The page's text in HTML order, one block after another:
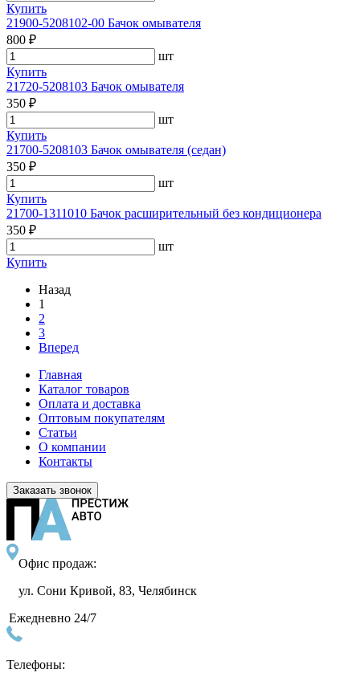
Купить
21900-5208102-00 Бачок омывателя
800 ₽
шт
Купить
21720-5208103 Бачок омывателя
350 ₽
шт
Купить
21700-5208103 Бачок омывателя (седан)
350 ₽
шт
Купить
21700-1311010 Бачок расширительный без кондиционера
350 ₽
шт
Купить
Назад
1
2
3
Вперед
Главная
Каталог товаров
Оплата и доставка
Оптовым покупателям
Статьи
О компании
Контакты
Заказать звонок
Офис продаж:
ул. Сони Кривой, 83, Челябинск
Ежедневно 24/7
Телефоны: